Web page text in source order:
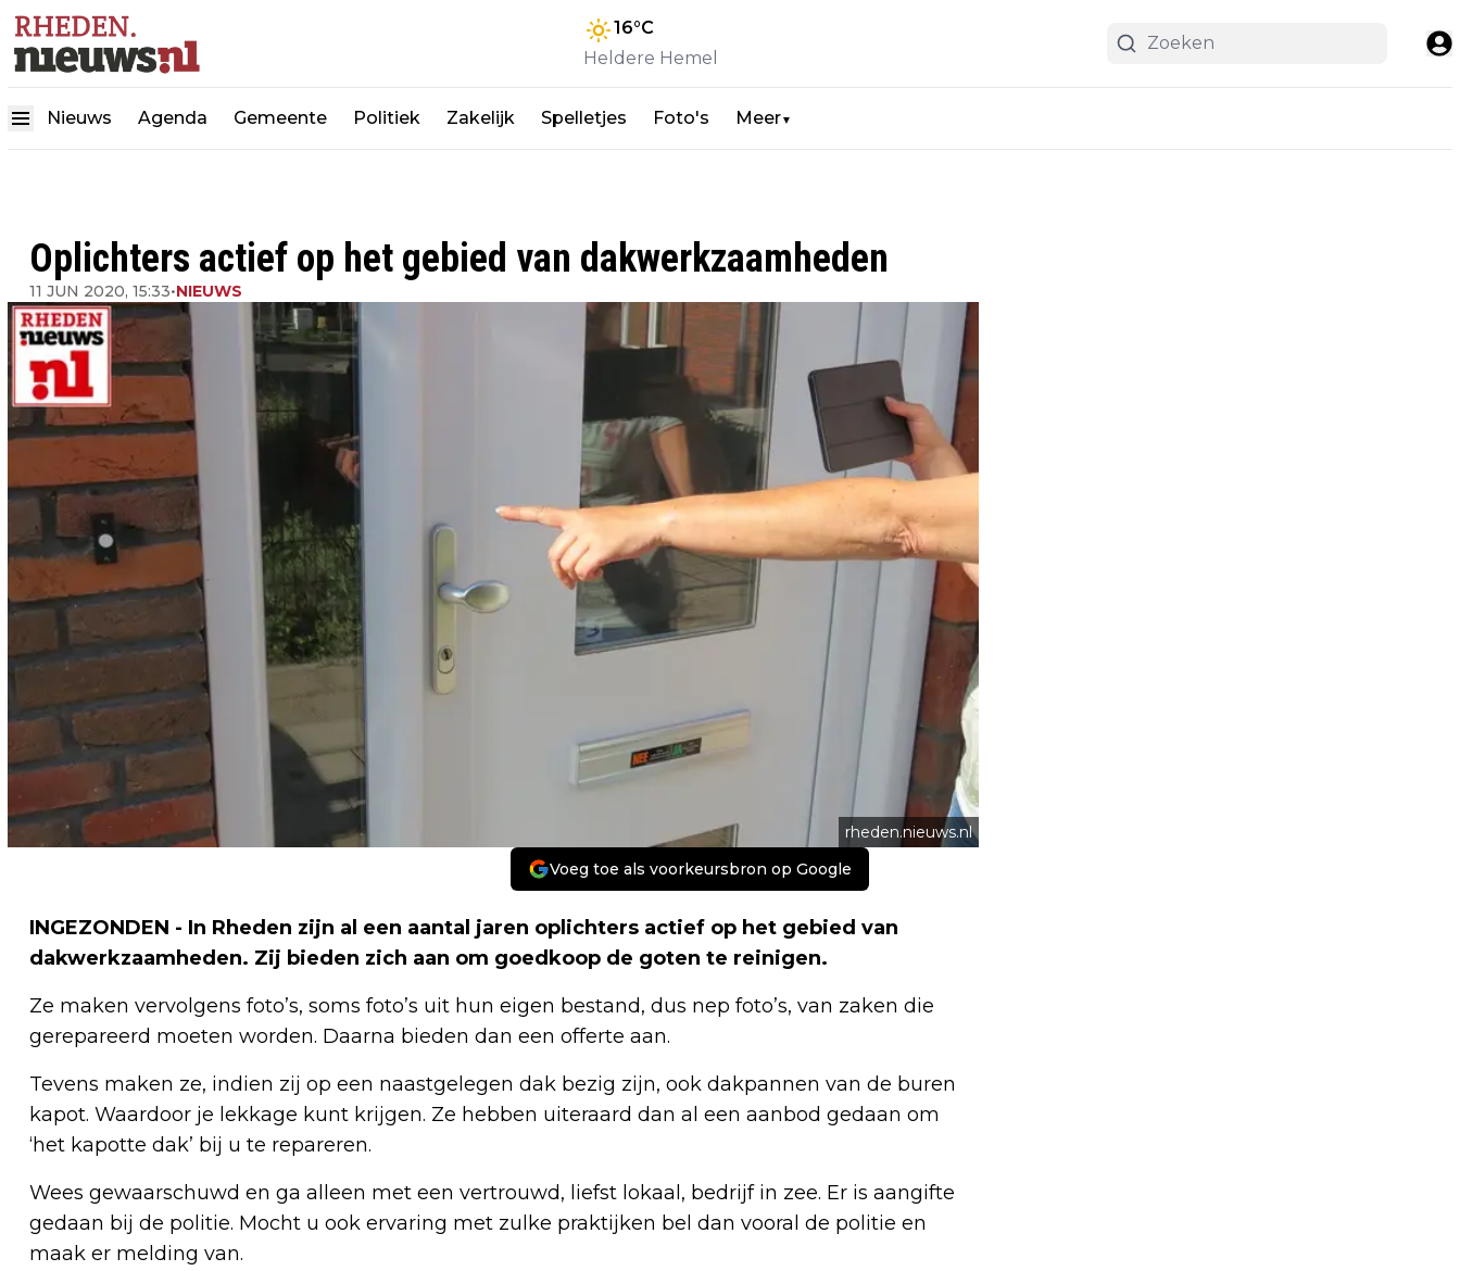
16°C
Heldere Hemel
Nieuws Agenda Gemeente Politiek Zakelijk Spelletjes Foto's Meer▼
Oplichters actief op het gebied van dakwerkzaamheden
11 JUN 2020, 15:33•NIEUWS
rheden.nieuws.nl
Voeg toe als voorkeursbron op Google
INGEZONDEN - In Rheden zijn al een aantal jaren oplichters actief op het gebied van
dakwerkzaamheden. Zij bieden zich aan om goedkoop de goten te reinigen.
Ze maken vervolgens foto’s, soms foto’s uit hun eigen bestand, dus nep foto’s, van zaken die
gerepareerd moeten worden. Daarna bieden dan een offerte aan.
Tevens maken ze, indien zij op een naastgelegen dak bezig zijn, ook dakpannen van de buren
kapot. Waardoor je lekkage kunt krijgen. Ze hebben uiteraard dan al een aanbod gedaan om
‘het kapotte dak’ bij u te repareren.
Wees gewaarschuwd en ga alleen met een vertrouwd, liefst lokaal, bedrijf in zee. Er is aangifte
gedaan bij de politie. Mocht u ook ervaring met zulke praktijken bel dan vooral de politie en
maak er melding van.